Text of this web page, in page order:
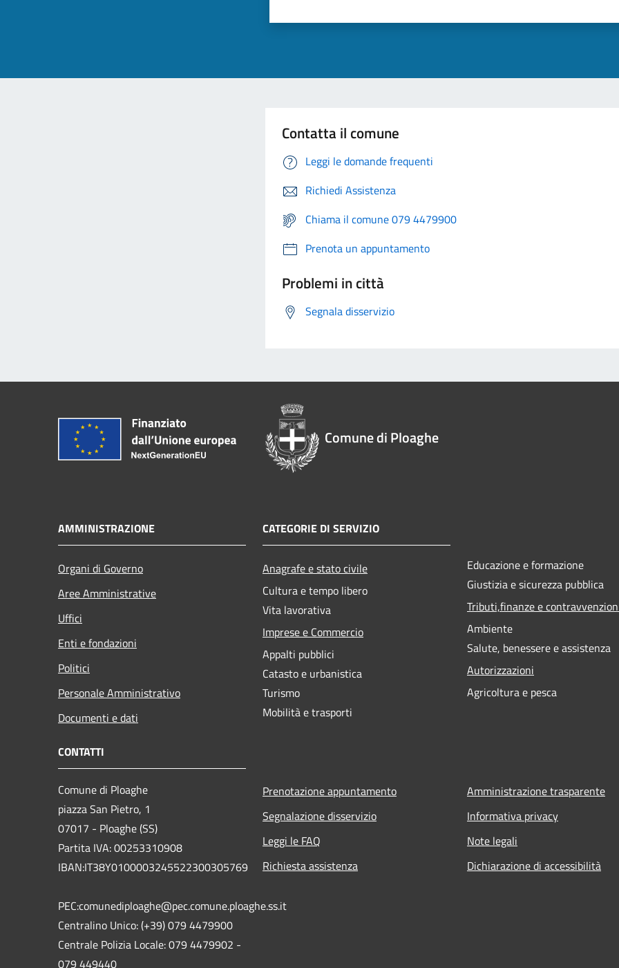
Contatta il comune
Leggi le domande frequenti
Richiedi Assistenza
Chiama il comune 079 4479900
Prenota un appuntamento
Problemi in città
Segnala disservizio
Comune di Ploaghe
AMMINISTRAZIONE
Organi di Governo
Aree Amministrative
Uffici
Enti e fondazioni
Politici
Personale Amministrativo
Documenti e dati
CATEGORIE DI SERVIZIO
Anagrafe e stato civile
Cultura e tempo libero
Vita lavorativa
Imprese e Commercio
Appalti pubblici
Catasto e urbanistica
Turismo
Mobilità e trasporti
Educazione e formazione
Giustizia e sicurezza pubblica
Tributi,finanze e
Ambiente
Salute, benessere e assistenza
Autorizzazioni
Agricoltura e pesca
CONTATTI
Comune di Ploaghe
piazza San Pietro, 1
07017 - Ploaghe (SS)
Partita IVA: 00253310908
IBAN:IT38Y0100003245522300305769
PEC:comunediploaghe@pec.comune.ploaghe.ss.it
Centralino Unico: (+39) 079 4479900
Centrale Polizia Locale: 079 4479902 -
079 449440
Prenotazione appuntamento
Segnalazione disservizio
Leggi le FAQ
Richiesta assistenza
Amministrazione trasparente
Informativa privacy
Note legali
Dichiarazione di accessibilità